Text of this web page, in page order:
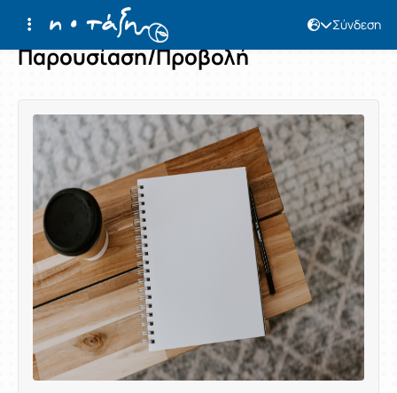
Σύνδεση
Παρουσίαση/Προβολή